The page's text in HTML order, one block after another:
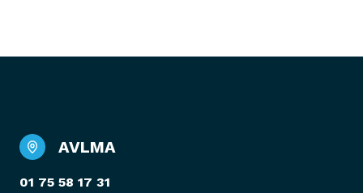
AVLMA
01 75 58 17 31